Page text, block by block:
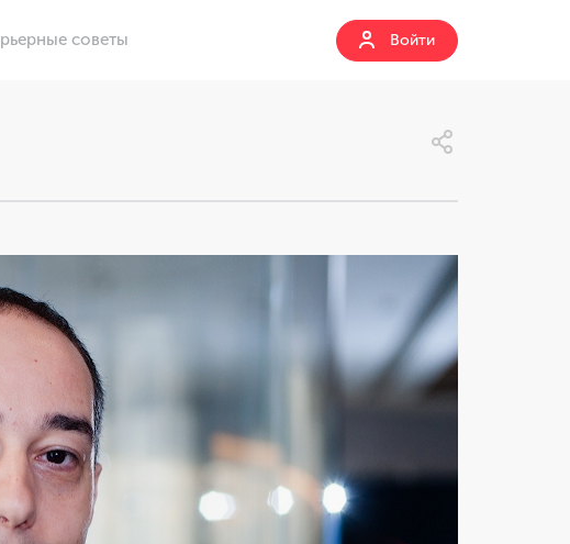
советы Войти